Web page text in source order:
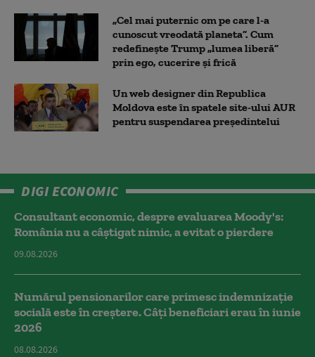
„Cel mai puternic om pe care l-a
cunoscut vreodată planeta”. Cum
redefinește Trump „lumea liberă”
prin ego, cucerire și frică
Un web designer din Republica
Moldova este în spatele site-ului AUR
pentru suspendarea președintelui
DIGI ECONOMIC
Consultant economic, despre evaluarea Moody's:
România nu a câştigat nimic, a evitat o pierdere
09.08.2026
Numărul pensionarilor care primesc indemnizaţie
socială este în creștere. Câți beneficiari erau în iunie
2026
08.08.2026